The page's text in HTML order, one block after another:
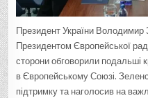
Президент України Володимир
Президентом Європейської
сторони обговорили подальші
в Європейському Союзі.
підтримку та наголосив на